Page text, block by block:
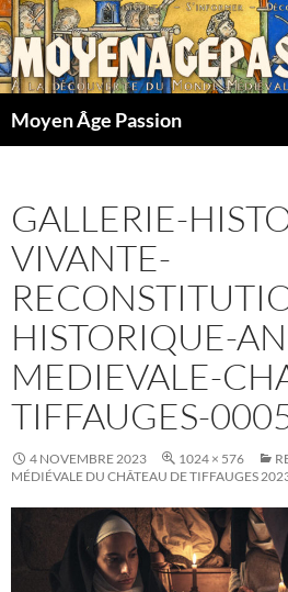
Aller
au
contenu
Moyen Âge Passion
GALLERIE-
VIVANTE-
HISTORIQUE-
MEDIEVALE-
TIFFAUGES-
4 NOVEMBRE 2023 1024 × 576
MÉDIÉVALE DU CHÂTEAU DE TIFFAUGES